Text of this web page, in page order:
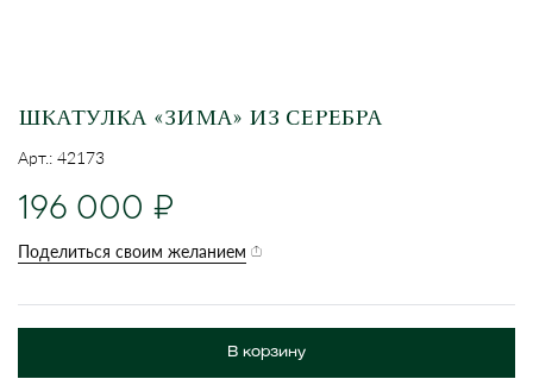
ШКАТУЛКА «ЗИМА» ИЗ СЕРЕБРА
Арт.: 42173
196 000
Поделиться своим желанием
В корзину